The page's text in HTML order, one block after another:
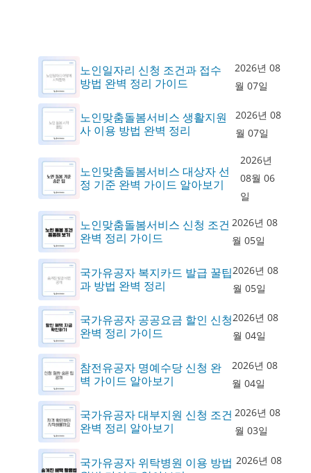
노인일자리 신청 조건과 접수
방법 완벽 정리 가이드
2026년 08
월 07일
노인맞춤돌봄서비스 생활지원
사 이용 방법 완벽 정리
2026년 08
월 07일
노인맞춤돌봄서비스 대상자 선
정 기준 완벽 가이드 알아보기
2026년
08월 06
일
노인맞춤돌봄서비스 신청 조건
완벽 정리 가이드
2026년 08
월 05일
국가유공자 복지카드 발급 꿀팁
과 방법 완벽 정리
2026년 08
월 05일
국가유공자 공공요금 할인 신청
완벽 정리 가이드
2026년 08
월 04일
참전유공자 명예수당 신청 완
벽 가이드 알아보기
2026년 08
월 04일
국가유공자 대부지원 신청 조건
완벽 정리 알아보기
2026년 08
월 03일
국가유공자 위탁병원 이용 방법 2026년 08